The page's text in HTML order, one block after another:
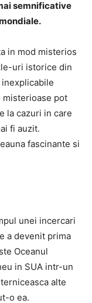
semnificative
in mod misterios
uri istorice din
misterioase pot
la cazuri in care
fi auzit.
fascinante si
unei incercari
a devenit prima
Oceanul
in SUA intr-un
alte
o ea.